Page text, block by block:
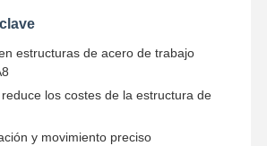
estructuras de acero de trabajo
los costes de la estructura de
y movimiento preciso